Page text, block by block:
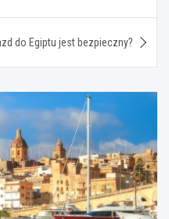
do Egiptu jest bezpieczny?